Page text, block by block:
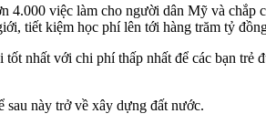
việc làm cho người dân Mỹ và chắp
tiết kiệm học phí lên tới hàng trăm tỷ
nhất với chi phí thấp nhất để các bạn trẻ
này trở về xây dựng đất nước.